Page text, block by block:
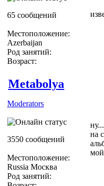
65 сообщений
Местоположение:
Azerbaijan
Род занятий:
Возраст:
Metabolya
Moderators
3550 сообщений
Местоположение:
Russia Москва
Род занятий:
на